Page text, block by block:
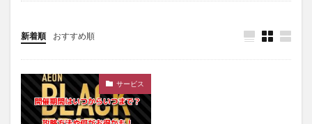
イプノスシーバムクリアリペアクリーム オルビスユー
グアマラル マッスルショットプレミアム
ディアモストアイラッシュ
酵水素328選もぎたて生スムージー
アイキララII 火災保険
新着順 おすすめ順
サービス